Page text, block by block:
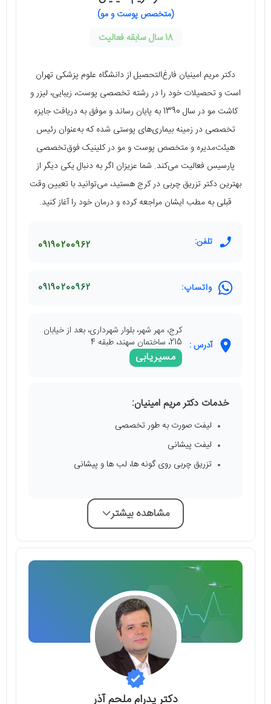
(متخصص پوست و مو)
18 سال سابقه فعالیت
دکتر مریم امینیان فارغ‌التحصیل از دانشگاه علوم پزشکی تهران
است و تحصیلات خود را در رشته تخصصی پوست، زیبایی، لیزر و
کاشت مو در سال 1390 به پایان رساند و موفق به دریافت جایزه
تخصصی در زمینه بیماری‌های پوستی شده که به‌عنوان رئیس
هیئت‌مدیره و متخصص پوست و مو در کلینیک فوق‌تخصصی
پارسیس فعالیت می‌کند. شما عزیزان اگر به دنبال یکی دیگر از
بهترین دکتر تزریق چربی در کرج هستید، می‌توانید با تعیین وقت
قبلی به مطب ایشان مراجعه کرده و درمان خود را آغاز کنید.
تلفن: 09190200962
واتساپ: 09190200962
آدرس :
کرج، مهر شهر، بلوار شهرداری، بعد از خیابان
215، ساختمان سهند، طبقه 4
مسیریابی
خدمات دکتر مریم امینیان:
لیفت صورت به طور تخصصی
لیفت پیشانی
تزریق چربی روی گونه ها، لب ها و پیشانی
مشاهده بیشتر
دکتر پدرام ملحم آذر